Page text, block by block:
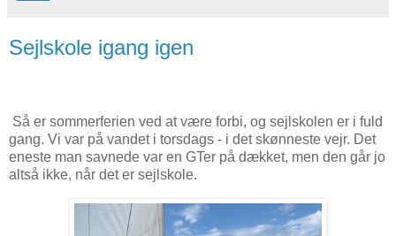
Sejlskole igang igen
Så er sommerferien ved at være forbi, og sejlskolen er i fuld
gang. Vi var på vandet i torsdags - i det skønneste vejr. Det
eneste man savnede var en GTer på dækket, men den går jo
altså ikke, når det er sejlskole.